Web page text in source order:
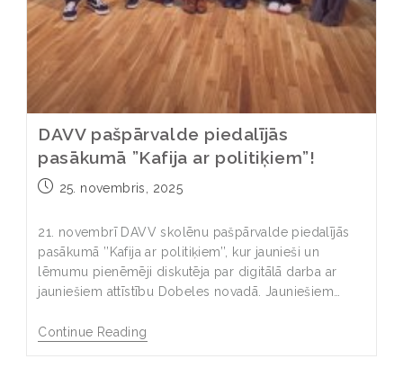
DAVV pašpārvalde piedalījās
pasākumā ”Kafija ar politiķiem”!
25. novembris, 2025
21. novembrī DAVV skolēnu pašpārvalde piedalījās
pasākumā ’’Kafija ar politiķiem’’, kur jaunieši un
lēmumu pienēmēji diskutēja par digitālā darba ar
jauniešiem attīstību Dobeles novadā. Jauniešiem…
Continue Reading